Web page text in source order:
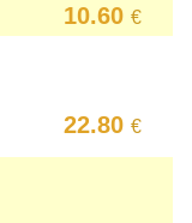
10.60€
22.80€